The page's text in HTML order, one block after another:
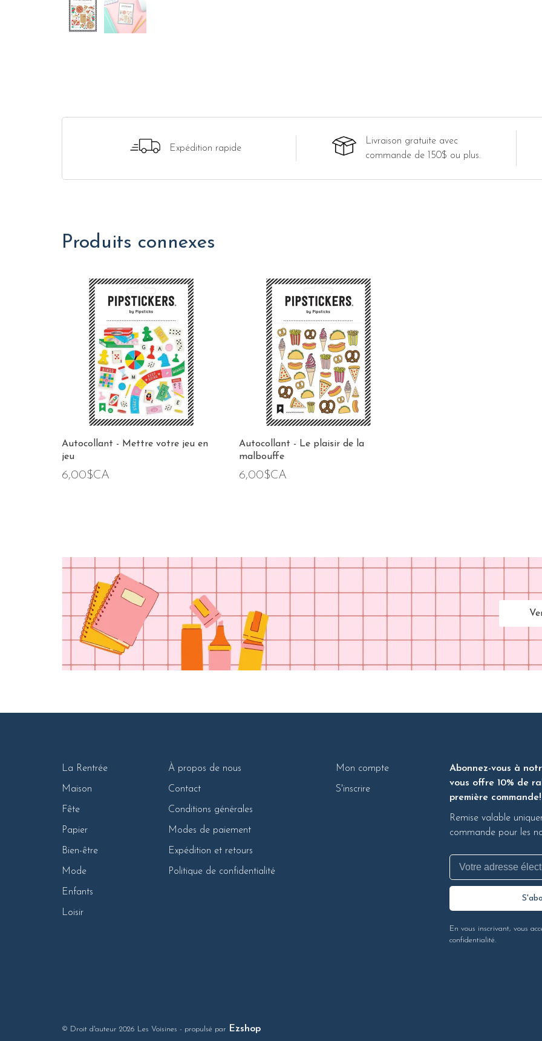
Expédition rapide
Livraison gratuite avec
commande de 150$ ou plus.
Produits connexes
Autocollant - Mettre votre jeu en
jeu
6,00$CA
Autocollant - Le plaisir de la
malbouffe
6,00$CA
La Rentrée
Maison
Fête
Papier
Bien-être
Mode
Enfants
Loisir
À propos de nous
Contact
Conditions générales
Modes de paiement
Expédition et retours
Politique de confidentialité
Mon compte
S'inscrire
Abonnez-vous à
vous offre 10% de
première commande!
Remise valable
commande pour les
En vous inscrivant, vous
confidentialité.
© Droit d'auteur 2026 Les Voisines - propulsé par Ezshop